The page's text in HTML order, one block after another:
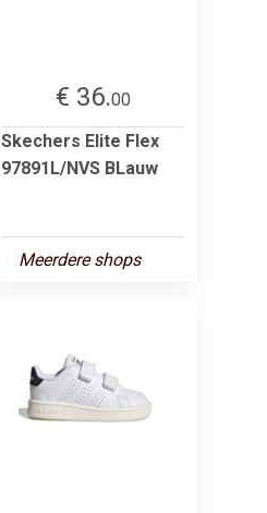
€ 36.00
Skechers Elite Flex
97891L/NVS BLauw
Meerdere shops